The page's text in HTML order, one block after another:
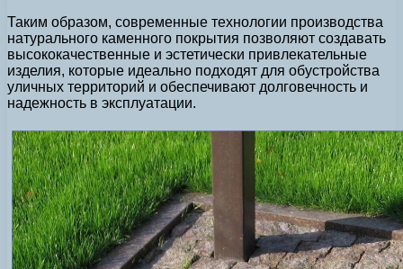
Таким образом, современные технологии производства
натурального каменного покрытия позволяют создавать
высококачественные и эстетически привлекательные
изделия, которые идеально подходят для обустройства
уличных территорий и обеспечивают долговечность и
надежность в эксплуатации.